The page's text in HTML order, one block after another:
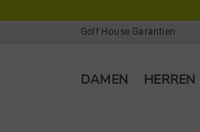
Golf House Garantien
DAMEN HERREN